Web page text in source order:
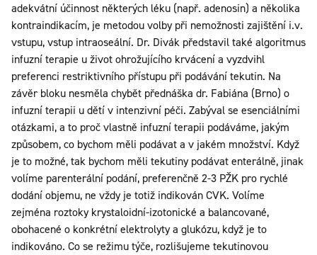
adekvátní účinnost některých léku (např. adenosin) a několika
kontraindikacím, je metodou volby při nemožnosti zajištění i.v.
vstupu, vstup intraoseální. Dr. Divák představil také algoritmus
infuzní terapie u život ohrožujícího krvácení a vyzdvihl
preferenci restriktivního přístupu při podávání tekutin. Na
závěr bloku nesměla chybět přednáška dr. Fabiána (Brno) o
infuzní terapii u dětí v intenzivní péči. Zabýval se esenciálními
otázkami, a to proč vlastně infuzní terapii podáváme, jakým
způsobem, co bychom měli podávat a v jakém množství. Když
je to možné, tak bychom měli tekutiny podávat enterálně, jinak
volíme parenterální podání, preferenčně 2-3 PŽK pro rychlé
dodání objemu, ne vždy je totiž indikován CVK. Volíme
zejména roztoky krystaloidní-izotonické a balancované,
obohacené o konkrétní elektrolyty a glukózu, když je to
indikováno. Co se režimu týče, rozlišujeme tekutinovou